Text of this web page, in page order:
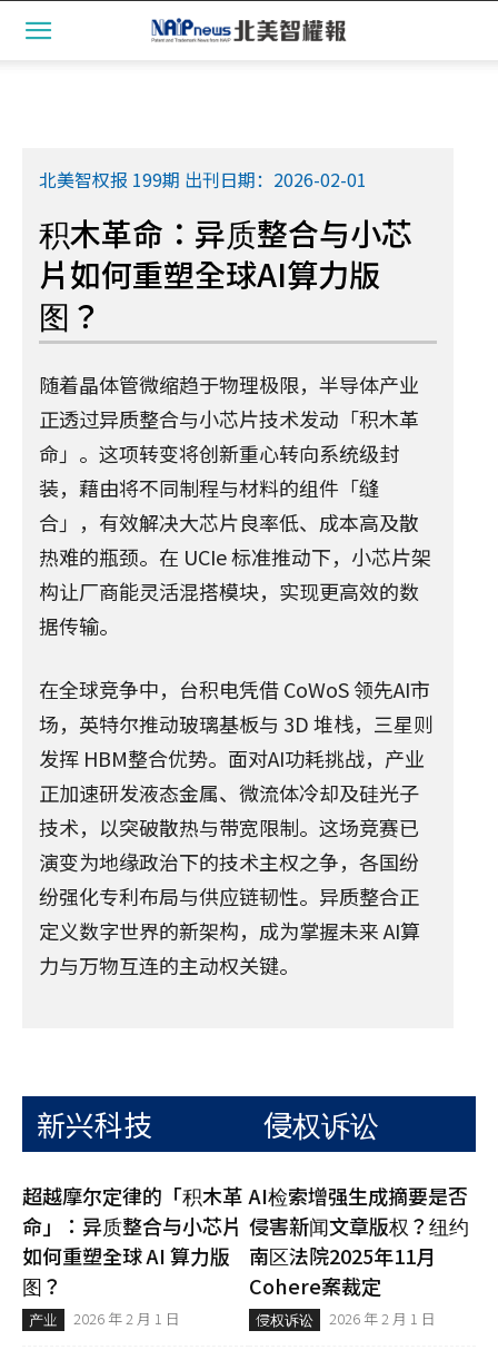
北美智权报 199期 出刊日期：2026-02-01
积木革命：异质整合与小芯
片如何重塑全球AI算力版
图？
随着晶体管微缩趋于物理极限，半导体产业
正透过异质整合与小芯片技术发动「积木革
命」。这项转变将创新重心转向系统级封
装，藉由将不同制程与材料的组件「缝
合」，有效解决大芯片良率低、成本高及散
热难的瓶颈。在 UCIe 标准推动下，小芯片架
构让厂商能灵活混搭模块，实现更高效的数
据传输。
在全球竞争中，台积电凭借 CoWoS 领先AI市
场，英特尔推动玻璃基板与 3D 堆栈，三星则
发挥 HBM整合优势。面对AI功耗挑战，产业
正加速研发液态金属、微流体冷却及硅光子
技术，以突破散热与带宽限制。这场竞赛已
演变为地缘政治下的技术主权之争，各国纷
纷强化专利布局与供应链韧性。异质整合正
定义数字世界的新架构，成为掌握未来 AI算
力与万物互连的主动权关键。
新兴科技
超越摩尔定律的「积木革
命」：异质整合与小芯片
如何重塑全球 AI 算力版
图？
产业 2026 年 2 月 1 日
侵权诉讼
AI检索增强生成摘要是否
侵害新闻文章版权？纽约
南区法院2025年11月
Cohere案裁定
侵权诉讼 2026 年 2 月 1 日